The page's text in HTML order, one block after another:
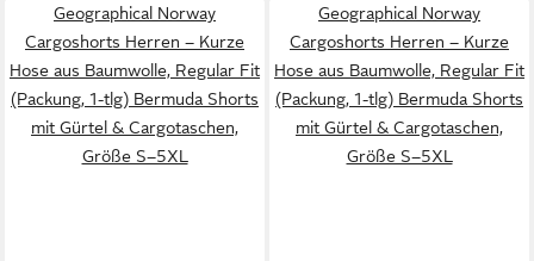
Geographical Norway
Cargoshorts Herren – Kurze
Hose aus Baumwolle, Regular Fit
(Packung, 1-tlg) Bermuda Shorts
mit Gürtel & Cargotaschen,
Größe S–5XL
Geographical Norway
Cargoshorts Herren – Kurze
Hose aus Baumwolle, Regular Fit
(Packung, 1-tlg) Bermuda Shorts
mit Gürtel & Cargotaschen,
Größe S–5XL